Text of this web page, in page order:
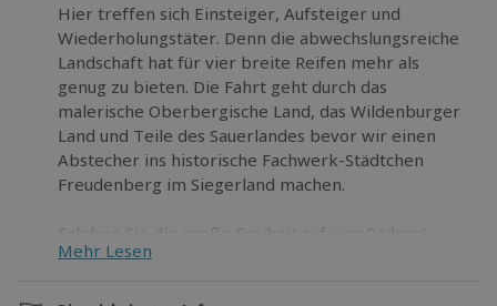
Hier treffen sich Einsteiger, Aufsteiger und
Wiederholungstäter. Denn die abwechslungsreiche
Landschaft hat für vier breite Reifen mehr als
genug zu bieten. Die Fahrt geht durch das
malerische Oberbergische Land, das Wildenburger
Land und Teile des Sauerlandes bevor wir einen
Abstecher ins historische Fachwerk-Städtchen
Freudenberg im Siegerland machen.
Erleben Sie die große Freiheit auf vier Rädern!
Mehr Lesen